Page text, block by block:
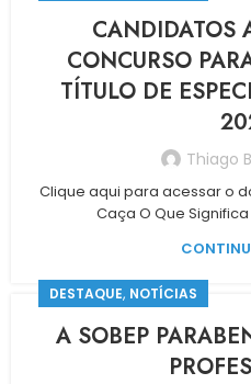
CANDIDATOS
CONCURSO
TÍTULO DE
Thiago
Clique aqui para acessar o
Caça O Que
DESTAQUE, NOTÍCIAS
A SOBEP